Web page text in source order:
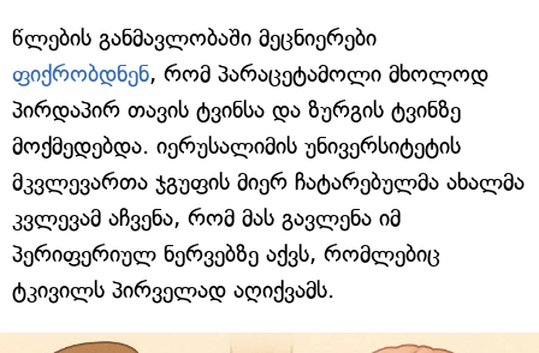
წლების განმავლობაში მეცნიერები
ფიქრობდნენ, რომ პარაცეტამოლი მხოლოდ
პირდაპირ თავის ტვინსა და ზურგის ტვინზე
მოქმედებდა. იერუსალიმის უნივერსიტეტის
მკვლევართა ჯგუფის მიერ ჩატარებულმა ახალმა
კვლევამ აჩვენა, რომ მას გავლენა იმ
პერიფერიულ ნერვებზე აქვს, რომლებიც
ტკივილს პირველად აღიქვამს.